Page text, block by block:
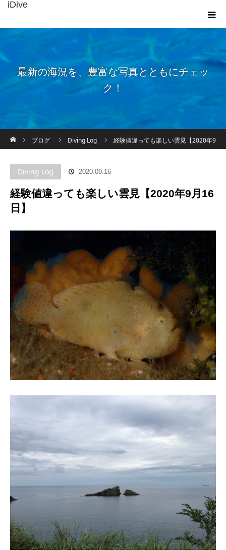
iDive
最新の海況を、豊富な写真とともにチェッ
ク！
ブログ
Diving Log 経験値違っても楽しい雲見【2020年9
Diving Log 2020.09.16
経験値違っても楽しい雲見【2020年9月16
日】